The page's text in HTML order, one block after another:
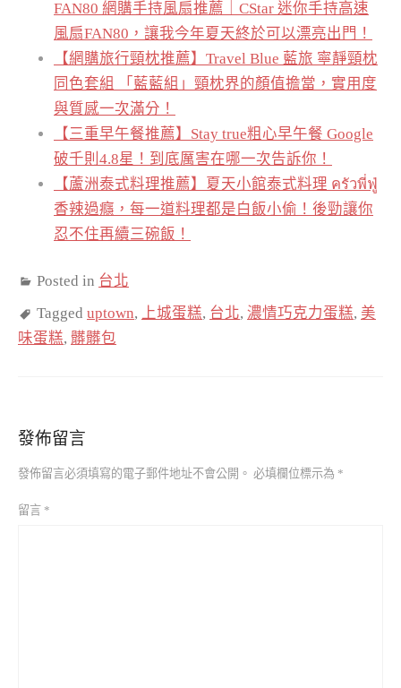
FAN80 網購手持風扇推薦｜CStar 迷你手持高速
風扇FAN80，讓我今年夏天終於可以漂亮出門！
【網購旅行頸枕推薦】Travel Blue 藍旅 寧靜頸枕
同色套組 「藍藍組」頸枕界的顏值擔當，實用度
與質感一次滿分！
【三重早午餐推薦】Stay true粗心早午餐 Google
破千則4.8星！到底厲害在哪一次告訴你！
【蘆洲泰式料理推薦】夏天小館泰式料理 ครัวพี่ฟู่
香辣過癮，每一道料理都是白飯小偷！後勁讓你
忍不住再續三碗飯！
Posted in 台北
Tagged uptown, 上城蛋糕, 台北, 濃情巧克力蛋糕, 美
味蛋糕, 髒髒包
發佈留言
發佈留言必須填寫的電子郵件地址不會公開。 必填欄位標示為 *
留言 *